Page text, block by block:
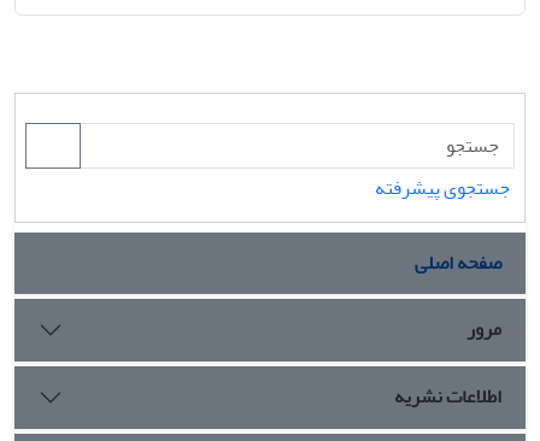
جستجوی پیشرفته
صفحه اصلی
مرور
اطلاعات نشریه